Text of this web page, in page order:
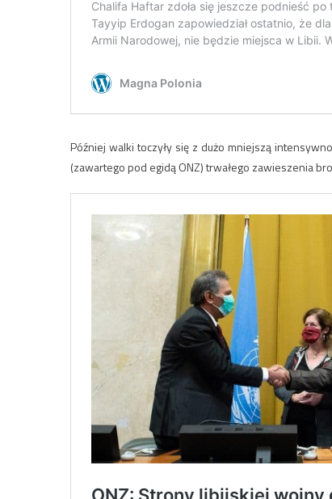
Później walki toczyły się z dużo mniejszą
(zawartego pod egidą ONZ) trwałego zawieszenia